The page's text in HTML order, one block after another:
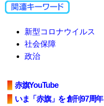
新型コロナウイルス
社会保障
政治
赤旗YouTube
いま「赤旗」を 創刊97周年